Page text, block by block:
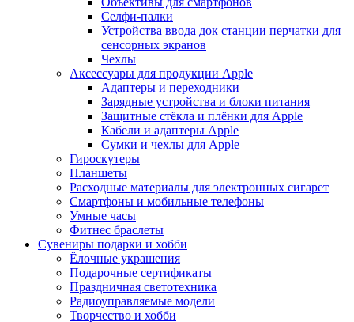
Селфи-палки
Устройства ввода док станции перчатки для
сенсорных экранов
Чехлы
Аксессуары для продукции Apple
Адаптеры и переходники
Зарядные устройства и блоки питания
Защитные стёкла и плёнки для Apple
Кабели и адаптеры Apple
Сумки и чехлы для Apple
Гироскутеры
Планшеты
Расходные материалы для электронных сигарет
Смартфоны и мобильные телефоны
Умные часы
Фитнес браслеты
Сувениры подарки и хобби
Ёлочные украшения
Подарочные сертификаты
Праздничная светотехника
Радиоуправляемые модели
Творчество и хобби